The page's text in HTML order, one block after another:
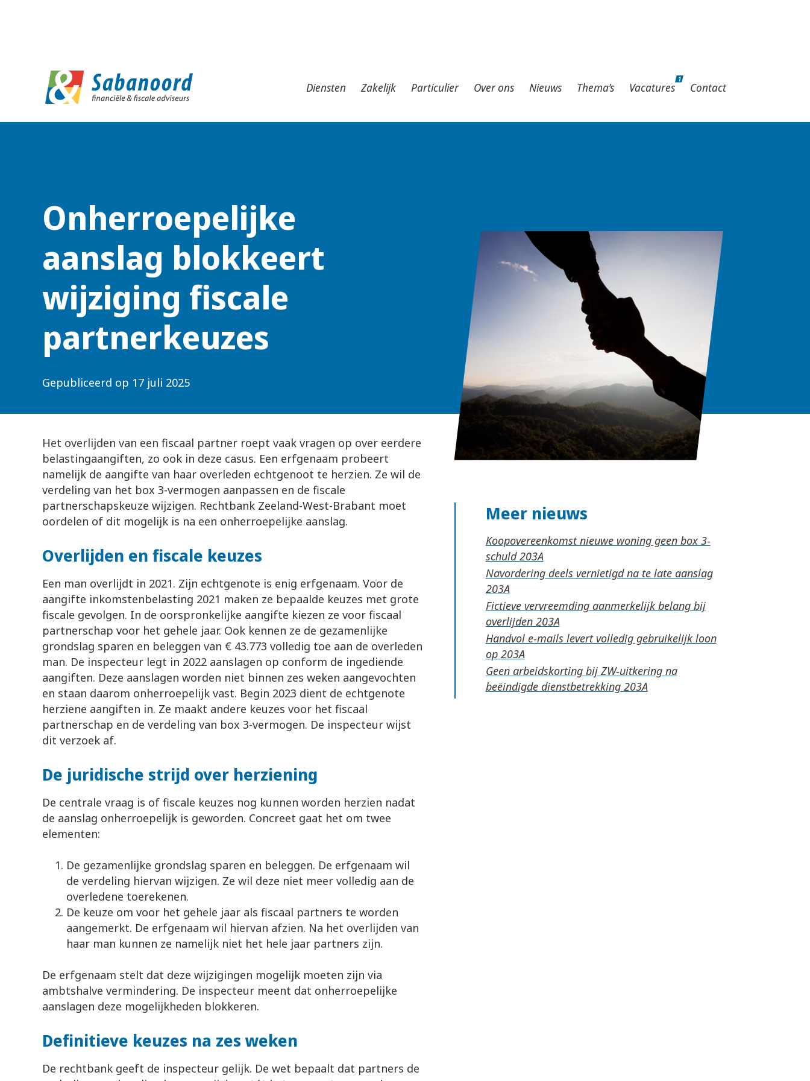
Diensten Zakelijk Particulier Over ons Nieuws Thema’s Vacatures
1
Contact
Onherroepelijke
aanslag blokkeert
wijziging fiscale
partnerkeuzes
Gepubliceerd op 17 juli 2025
Het overlijden van een fiscaal partner roept vaak vragen op over eerdere
belastingaangiften, zo ook in deze casus. Een erfgenaam probeert
namelijk de aangifte van haar overleden echtgenoot te herzien. Ze wil de
verdeling van het box 3-vermogen aanpassen en de fiscale
partnerschapskeuze wijzigen. Rechtbank Zeeland-West-Brabant moet
oordelen of dit mogelijk is na een onherroepelijke aanslag.
Overlijden en fiscale keuzes
Een man overlijdt in 2021. Zijn echtgenote is enig erfgenaam. Voor de
aangifte inkomstenbelasting 2021 maken ze bepaalde keuzes met grote
fiscale gevolgen. In de oorspronkelijke aangifte kiezen ze voor fiscaal
partnerschap voor het gehele jaar. Ook kennen ze de gezamenlijke
grondslag sparen en beleggen van € 43.773 volledig toe aan de overleden
man. De inspecteur legt in 2022 aanslagen op conform de ingediende
aangiften. Deze aanslagen worden niet binnen zes weken aangevochten
en staan daarom onherroepelijk vast. Begin 2023 dient de echtgenote
herziene aangiften in. Ze maakt andere keuzes voor het fiscaal
partnerschap en de verdeling van box 3-vermogen. De inspecteur wijst
dit verzoek af.
De juridische strijd over herziening
De centrale vraag is of fiscale keuzes nog kunnen worden herzien nadat
de aanslag onherroepelijk is geworden. Concreet gaat het om twee
elementen:
De gezamenlijke grondslag sparen en beleggen. De erfgenaam wil
de verdeling hiervan wijzigen. Ze wil deze niet meer volledig aan de
overledene toerekenen.
De keuze om voor het gehele jaar als fiscaal partners te worden
aangemerkt. De erfgenaam wil hiervan afzien. Na het overlijden van
haar man kunnen ze namelijk niet het hele jaar partners zijn.
De erfgenaam stelt dat deze wijzigingen mogelijk moeten zijn via
ambtshalve vermindering. De inspecteur meent dat onherroepelijke
aanslagen deze mogelijkheden blokkeren.
Definitieve keuzes na zes weken
De rechtbank geeft de inspecteur gelijk. De wet bepaalt dat partners de
Meer nieuws
Koopovereenkomst nieuwe woning geen box 3-
schuld
Navordering deels vernietigd na te late aanslag
Fictieve vervreemding aanmerkelijk belang bij
overlijden
Handvol e-mails levert volledig gebruikelijk loon
op
Geen arbeidskorting bij ZW-uitkering na
beëindigde dienstbetrekking